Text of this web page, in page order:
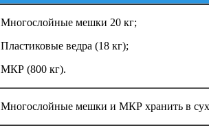
Многослойные мешки 20 кг;
Пластиковые ведра (18 кг);
МКР (800 кг).
Многослойные мешки и МКР хранить в